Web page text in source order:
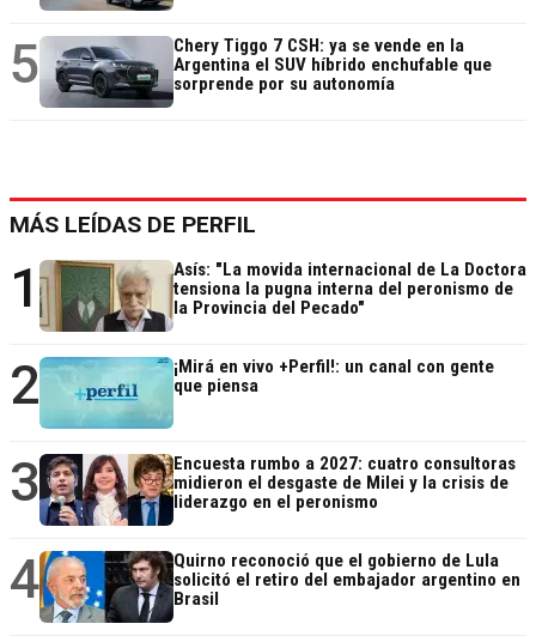
5
Chery Tiggo 7 CSH: ya se vende en la
Argentina el SUV híbrido enchufable que
sorprende por su autonomía
MÁS LEÍDAS DE PERFIL
1
Asís: "La movida internacional de La Doctora
tensiona la pugna interna del peronismo de
la Provincia del Pecado"
2
¡Mirá en vivo +Perfil!: un canal con gente
que piensa
3
Encuesta rumbo a 2027: cuatro consultoras
midieron el desgaste de Milei y la crisis de
liderazgo en el peronismo
4
Quirno reconoció que el gobierno de Lula
solicitó el retiro del embajador argentino en
Brasil